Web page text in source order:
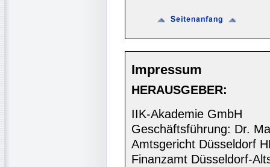
Impressum
HERAUSGEBER:
IIK-Akademie GmbH
Geschäftsführung: Dr.
Amtsgericht Düsseldorf
Finanzamt Düsseldorf-